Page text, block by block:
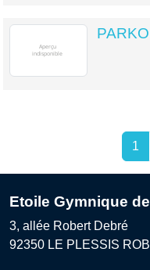
1
Etoile Gymnique
3, allée Robert Debré
92350 LE PLESSIS